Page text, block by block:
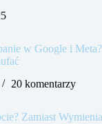
w Google i
20 komentarzy
Zamiast